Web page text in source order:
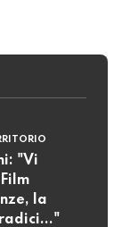
"Vi
la